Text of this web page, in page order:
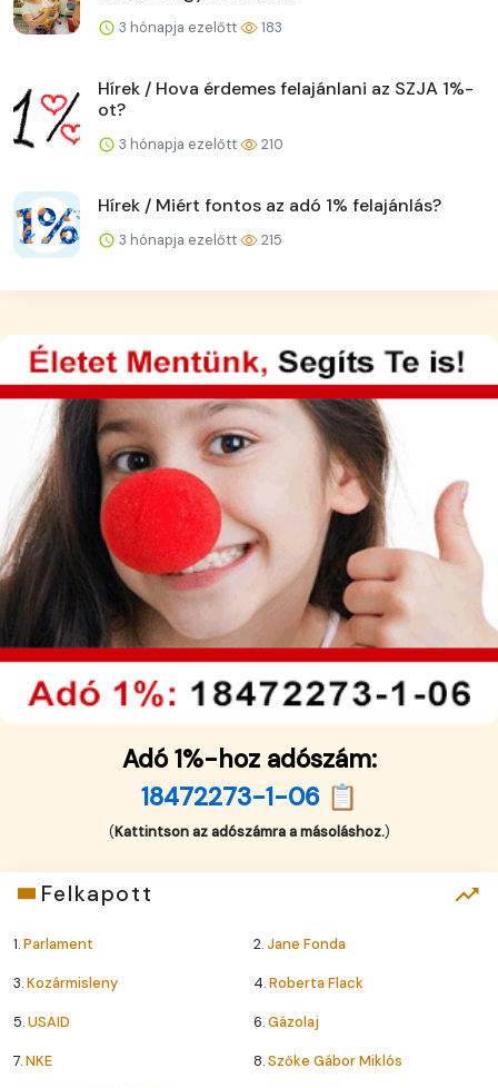
3 hónapja ezelőtt 183
Hírek / Hova érdemes felajánlani az SZJA 1%-
ot?
3 hónapja ezelőtt 210
Hírek / Miért fontos az adó 1% felajánlás?
3 hónapja ezelőtt 215
Adó 1%-hoz adószám:
18472273-1-06 📋
(Kattintson az adószámra a másoláshoz.)
Felkapott
1.Parlament 2.Jane Fonda
3.Kozármisleny 4.Roberta Flack
5.USAID 6.Gázolaj
7.NKE 8.Szőke Gábor Miklós